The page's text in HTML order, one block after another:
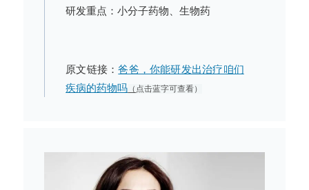
研发重点：小分子药物、生物药
原文链接：爸爸，你能研发出治疗咱们
疾病的药物吗 （ 点击蓝字可查看）